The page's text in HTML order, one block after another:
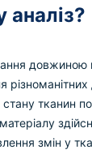
стану тканин
змін у